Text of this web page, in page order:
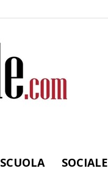
SCUOLA SOCIALE